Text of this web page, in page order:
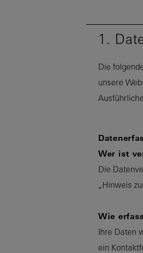
1.
Die
unsere
Wer ist
Die
„Hinweis
Wie
Ihre Daten
ein